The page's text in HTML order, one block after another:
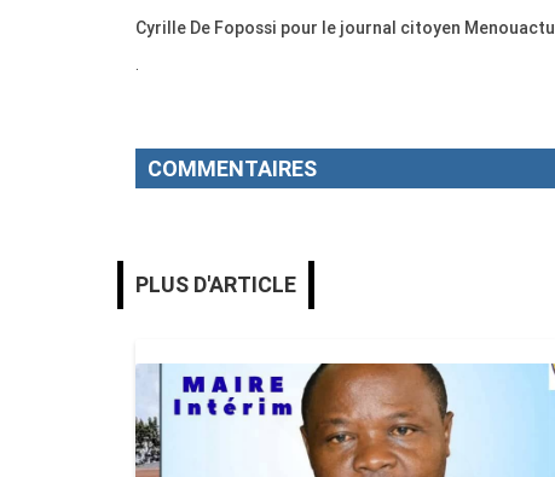
Cyrille De Fopossi pour le journal citoyen Menouactu
.
COMMENTAIRES
PLUS D'ARTICLE